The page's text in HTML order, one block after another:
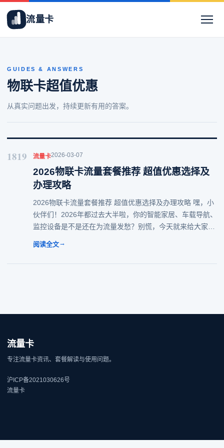
流量卡
GUIDES & ANSWERS
物联卡超值优惠
从真实问题出发，持续更新有用的答案。
1819 流量卡2026-03-07
2026物联卡流量套餐推荐 超值优惠选择及
办理攻略
2026物联卡流量套餐推荐 超值优惠选择及办理攻略 嘿，小
伙伴们！2026年都过去大半啦，你的智能家居、车载导航、
监控设备是不是还在为流量发愁？别慌，今天就来给大家扒
阅读全文→
流量卡
专注流量卡资讯、套餐解读与使用问题。
沪ICP备2021030626号
流量卡